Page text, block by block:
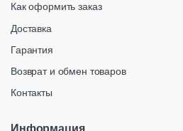
Как оформить заказ
Доставка
Гарантия
Возврат и обмен товаров
Контакты